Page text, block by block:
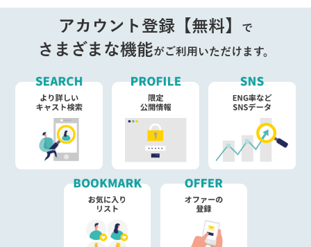
アカウント登録【無料】 で
さまざまな機能がご利用いただけます。